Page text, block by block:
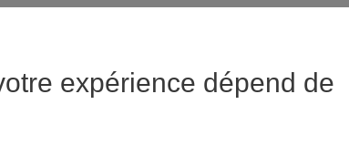
expérience dépend de